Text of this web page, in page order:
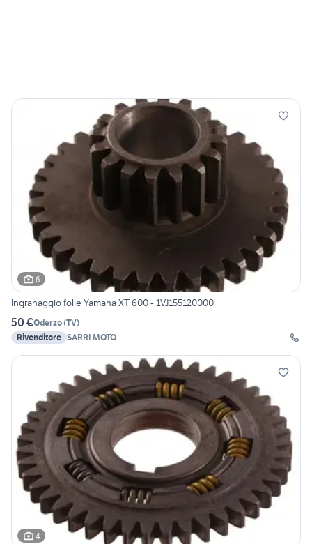
6
Ingranaggio folle Yamaha XT 600 - 1VJ155120000
50 €Oderzo(TV)
Rivenditore SARRI MOTO
4